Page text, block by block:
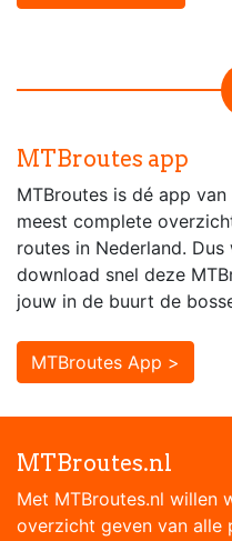
MTBroutes app
MTBroutes is dé app
meest complete
routes in Nederland.
download snel deze
jouw in de buurt de
MTBroutes App >
MTBroutes.nl
Met MTBroutes.nl willen
overzicht geven van alle